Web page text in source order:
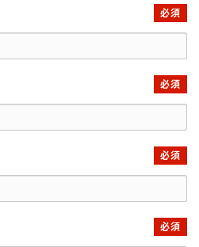
必須
必須
必須
必須